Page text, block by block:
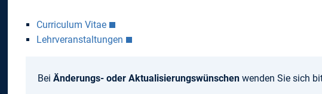
Curriculum Vitae
Lehrveranstaltungen
Bei Änderungs- oder Aktualisierungswünschen wenden Sie sich